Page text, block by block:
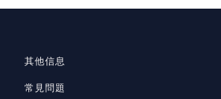
其他信息
常見問題